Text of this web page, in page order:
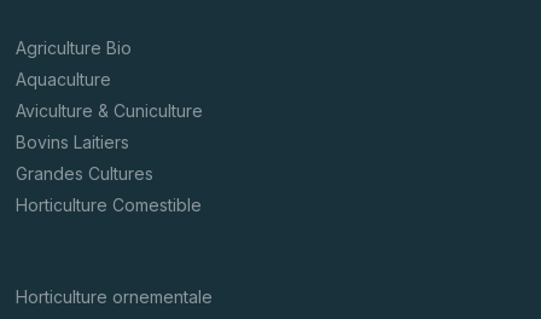
Agriculture Bio
Aquaculture
Aviculture & Cuniculture
Bovins Laitiers
Grandes Cultures
Horticulture Comestible
Horticulture ornementale